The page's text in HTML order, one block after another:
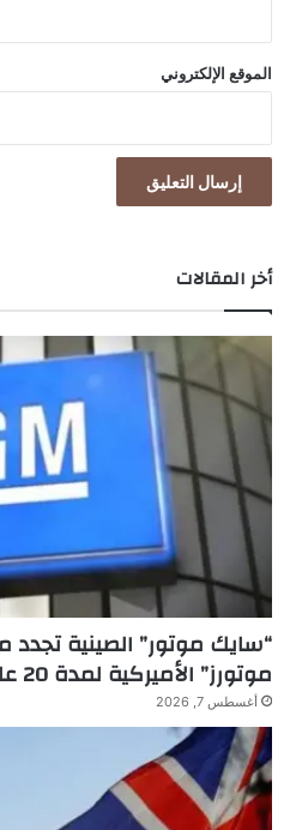
الموقع الإلكتروني
أخر المقالات
“سايك موتور” الصينية
موتورز” الأميركية لمدة 20 عاماً
أغسطس 7, 2026